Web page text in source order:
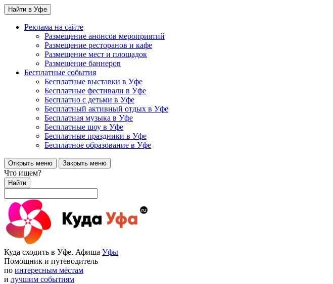
Найти в Уфе
Реклама на сайте
Размещение анонсов мероприятий
Размещение ресторанов и кафе
Размещение мест и площадок
Размещение баннеров
Бесплатные события
Бесплатные выставки в Уфе
Бесплатные фестивали в Уфе
Бесплатно с детьми в Уфе
Бесплатный активный отдых в Уфе
Бесплатная музыка в Уфе
Бесплатные шоу в Уфе
Бесплатные праздники в Уфе
Бесплатное образование в Уфе
Открыть меню Закрыть меню
Что ищем?
Найти
Куда сходить в Уфе. Афиша Уфы
Помощник и путеводитель
по интересным местам
и лучшим событиям